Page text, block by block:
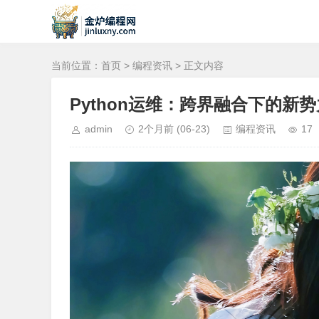
当前位置： 首页 > 编程资讯 > 正文内容
Python运维：跨界融合下的新
admin 2个月前 (06-23) 编程资讯 17